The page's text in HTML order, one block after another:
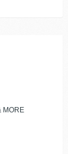
MORE